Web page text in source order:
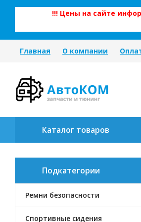
!!! Цены на сайте
Главная О компании
Каталог товаров
Подкатегории
Ремни безопасности
Спортивные сидения